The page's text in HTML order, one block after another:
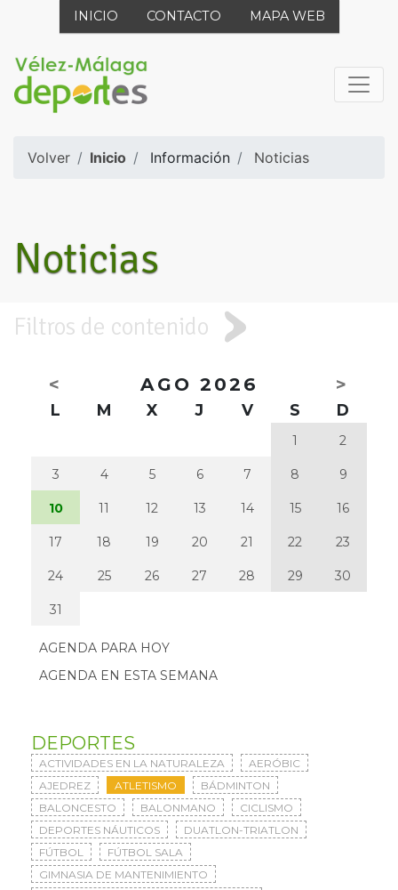
INICIO CONTACTO MAPA WEB
Volver Inicio Información Noticias
Noticias
Filtros de contenido
< AGO 2026 >
L M X J V S D
1 2
3 4 5 6 7 8 9
10 11 12 13 14 15 16
17 18 19 20 21 22 23
24 25 26 27 28 29 30
31
AGENDA PARA HOY
AGENDA EN ESTA SEMANA
DEPORTES
ACTIVIDADES EN LA NATURALEZA
AERÓBIC
AJEDREZ
ATLETISMO
BÁDMINTON
BALONCESTO
BALONMANO
CICLISMO
DEPORTES NÁUTICOS
DUATLON-TRIATLON
FÚTBOL
FÚTBOL SALA
GIMNASIA DE MANTENIMIENTO